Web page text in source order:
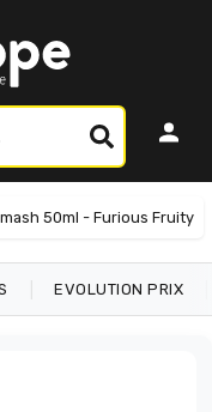
50ml - Furious Fruity
EVOLUTION PRIX